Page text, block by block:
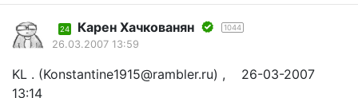
24 Карен Хачкованян 1044
26.03.2007 13:59
KL . (Konstantine1915@rambler.ru) , 26-03-2007
13:14